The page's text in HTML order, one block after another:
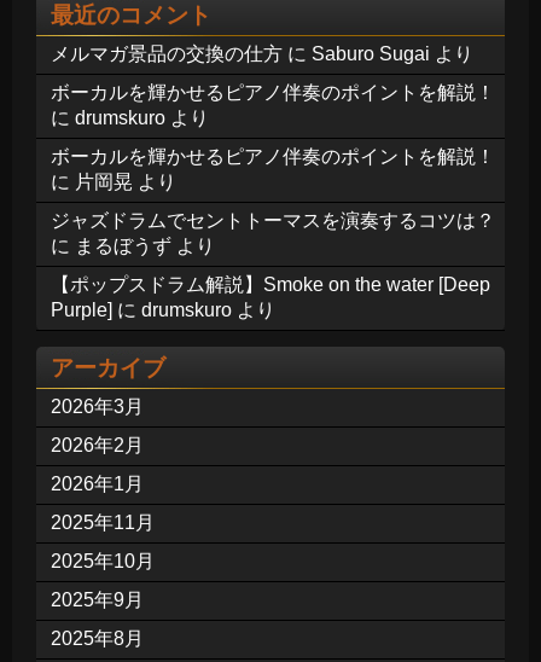
最近のコメント
メルマガ景品の交換の仕方 に Saburo Sugai より
ボーカルを輝かせるピアノ伴奏のポイントを解説！
に drumskuro より
ボーカルを輝かせるピアノ伴奏のポイントを解説！
に 片岡晃 より
ジャズドラムでセントトーマスを演奏するコツは？
に まるぼうず より
【ポップスドラム解説】Smoke on the water [Deep
Purple] に drumskuro より
アーカイブ
2026年3月
2026年2月
2026年1月
2025年11月
2025年10月
2025年9月
2025年8月